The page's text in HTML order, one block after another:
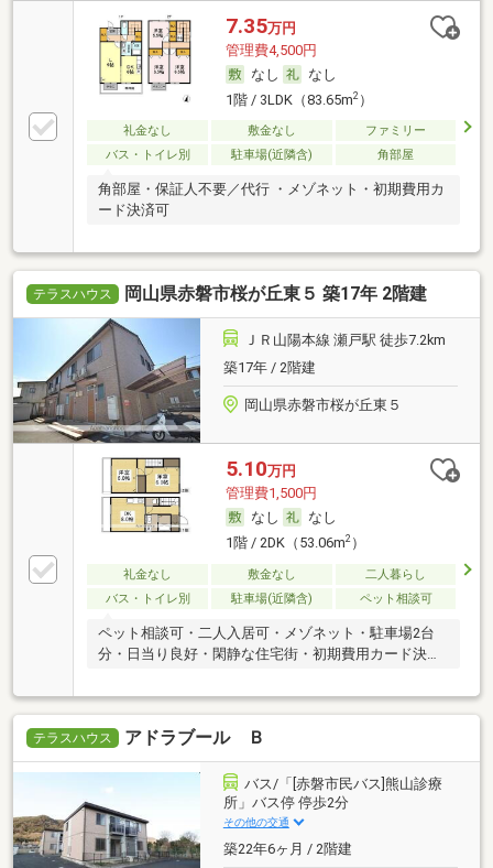
7.35万円
管理費4,500円
なし
なし
1階 / 3LDK（83.65m2）
礼金なし 敷金なし
ファミリー
バス・トイレ別
駐車場(近隣含) 角部屋
角部屋・保証人不要／代行 ・メゾネット・初期費用カ
ード決済可
テラスハウス 岡山県赤磐市桜が丘東５ 築17年 2階建
ＪＲ山陽本線 瀬戸駅 徒歩7.2km
築17年 / 2階建
岡山県赤磐市桜が丘東５
5.10万円
管理費1,500円
なし
なし
1階 / 2DK（53.06m2）
礼金なし 敷金なし
二人暮らし
バス・トイレ別
駐車場(近隣含) ペット相談可
ペット相談可・二人入居可・メゾネット・駐車場2台
分・日当り良好・閑静な住宅街・初期費用カード決済
テラスハウス アドラブール Ｂ
バス/「[赤磐市民バス]熊山診療
所」バス停 停歩2分
その他の交通
築22年6ヶ月 / 2階建